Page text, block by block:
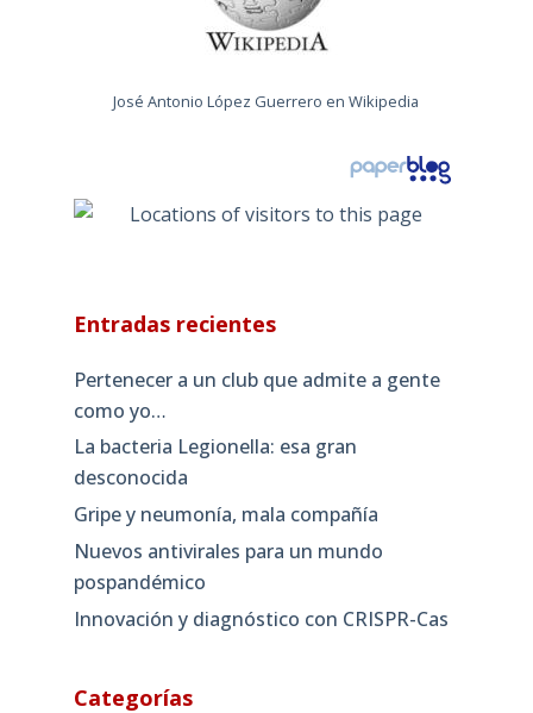
José Antonio López Guerrero en Wikipedia
Entradas recientes
Pertenecer a un club que admite a gente
como yo…
La bacteria Legionella: esa gran
desconocida
Gripe y neumonía, mala compañía
Nuevos antivirales para un mundo
pospandémico
Innovación y diagnóstico con CRISPR-Cas
Categorías